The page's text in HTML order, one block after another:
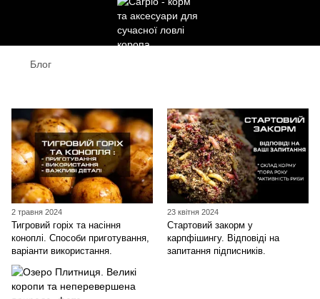
Блог
2 травня 2024
Тигровий горіх та насіння
коноплі. Способи приготування,
варіанти використання.
23 квітня 2024
Стартовий закорм у
карпфішингу. Відповіді на
запитання підписників.